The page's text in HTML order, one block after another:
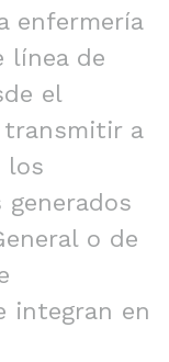
enfermería
línea de
el
transmitir a
los
o de
integran en